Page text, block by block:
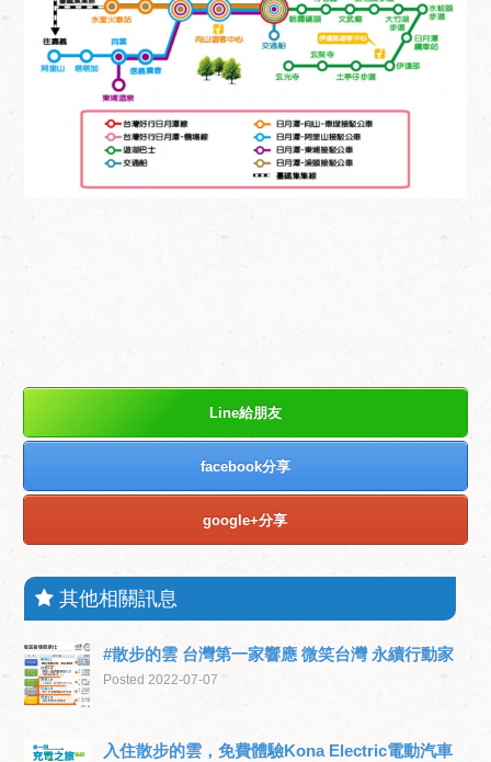
Line給朋友
facebook分享
google+分享
其他相關訊息
#散步的雲 台灣第一家響應 微笑台灣 永續行動家
Posted 2022-07-07
入住散步的雲，免費體驗Kona Electric電動汽車